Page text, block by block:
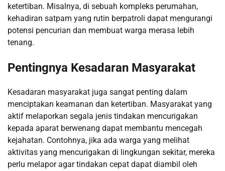
ketertiban. Misalnya, di sebuah kompleks perumahan,
kehadiran satpam yang rutin berpatroli dapat mengurangi
potensi pencurian dan membuat warga merasa lebih
tenang.
Pentingnya Kesadaran Masyarakat
Kesadaran masyarakat juga sangat penting dalam
menciptakan keamanan dan ketertiban. Masyarakat yang
aktif melaporkan segala jenis tindakan mencurigakan
kepada aparat berwenang dapat membantu mencegah
kejahatan. Contohnya, jika ada warga yang melihat
aktivitas yang mencurigakan di lingkungan sekitar, mereka
perlu melapor agar tindakan cepat dapat diambil oleh